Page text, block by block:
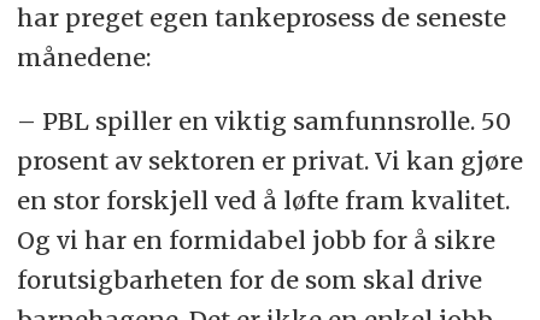
har preget egen tankeprosess de seneste
månedene:
– PBL spiller en viktig samfunnsrolle. 50
prosent av sektoren er privat. Vi kan gjøre
en stor forskjell ved å løfte fram kvalitet.
Og vi har en formidabel jobb for å sikre
forutsigbarheten for de som skal drive